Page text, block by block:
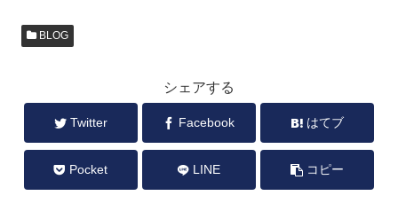
BLOG
シェアする
Twitter Facebook はてブ
Pocket LINE コピー